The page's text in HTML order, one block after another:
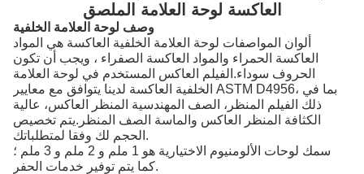
العاكسة لوحة العلامة الملصق
وصف لوحة العلامة الخلفية
ألوان المواصفات لوحة العلامة الخلفية العاكسة هي المواد
العاكسة الحمراء والمواد العاكسة الصفراء ، ويجب أن تكون
الحروف سوداء.الفيلم العاكس المستخدم في لوحة العلامة
الخلفية العاكسة لدينا يتوافق مع معايير ASTM D4956، بما في
ذلك الفيلم المنظر، الصف المهندسية المنظر العاكس، عالية
الكثافة المنظر العاكس والماسة الصف المنظر.يتم تخصيص
الحجم لك وفقا لمتطلباتك.
سمك لوحات الألومنيوم الاختيارية هو 1 ملم و 2 ملم و 3 ملم ؛
كما يتم توفير خدمات الحفر.